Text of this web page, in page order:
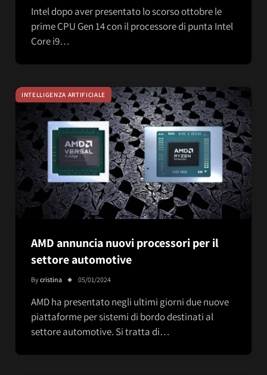
Intel dopo aver presentato lo scorso ottobre le
prime CPU Gen 14 con il processore di punta Intel
Core i9…
INTELLIGENZA ARTIFICIALE
AMD annuncia nuovi processori per il
settore automotive
Bycristina 05/01/2024
AMD ha presentato negli ultimi giorni due nuove
piattaforme per sistemi di bordo destinati al
settore automotive. Si tratta di…